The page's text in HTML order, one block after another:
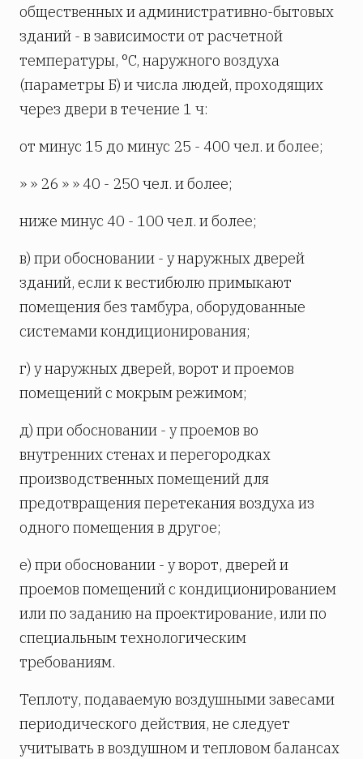
общественных и административно-бытовых
зданий - в зависимости от расчетной
температуры, °C, наружного воздуха
(параметры Б) и числа людей, проходящих
через двери в течение 1 ч:
от минус 15 до минус 25 - 400 чел. и более;
» » 26 » » 40 - 250 чел. и более;
ниже минус 40 - 100 чел. и более;
в) при обосновании - у наружных дверей
зданий, если к вестибюлю примыкают
помещения без тамбура, оборудованные
системами кондиционирования;
г) у наружных дверей, ворот и проемов
помещений с мокрым режимом;
д) при обосновании - у проемов во
внутренних стенах и перегородках
производственных помещений для
предотвращения перетекания воздуха из
одного помещения в другое;
е) при обосновании - у ворот, дверей и
проемов помещений с кондиционированием
или по заданию на проектирование, или по
специальным технологическим
требованиям.
Теплоту, подаваемую воздушными завесами
периодического действия, не следует
учитывать в воздушном и тепловом балансах